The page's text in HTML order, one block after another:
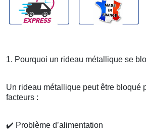
1. Pourquoi un rideau métallique se
Un rideau métallique peut être bloqué
facteurs :
✔️ Problème d’alimentation